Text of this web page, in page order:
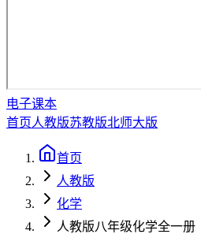
电子课本
首页人教版苏教版北师大版
首页
人教版
化学
人教版八年级化学全一册